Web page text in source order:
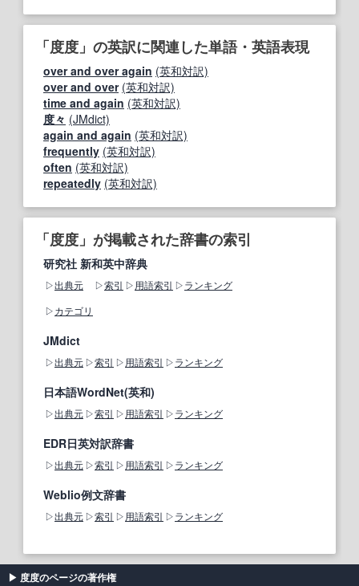
「度度」の英訳に関連した単語・英語表現
over and over again (英和対訳)
over and over (英和対訳)
time and again (英和対訳)
度々 (JMdict)
again and again (英和対訳)
frequently (英和対訳)
often (英和対訳)
repeatedly (英和対訳)
「度度」が掲載された辞書の索引
研究社 新和英中辞典
出典元 索引 用語索引
ランキング
カテゴリ
JMdict
出典元 索引 用語索引 ランキング
日本語WordNet(英和)
出典元 索引 用語索引 ランキング
EDR日英対訳辞書
出典元 索引 用語索引 ランキング
Weblio例文辞書
出典元 索引 用語索引 ランキング
度度のページの著作権